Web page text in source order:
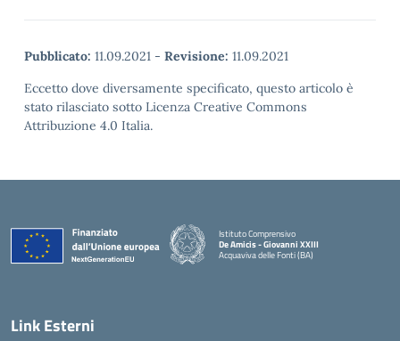
Pubblicato: 11.09.2021 - Revisione: 11.09.2021
Eccetto dove diversamente specificato, questo articolo è
stato rilasciato sotto Licenza Creative Commons
Attribuzione 4.0 Italia.
Istituto Comprensivo
De Amicis - Giovanni XXIII
Acquaviva delle Fonti (BA)
— Visita la pagina iniziale della scuola
Link Esterni